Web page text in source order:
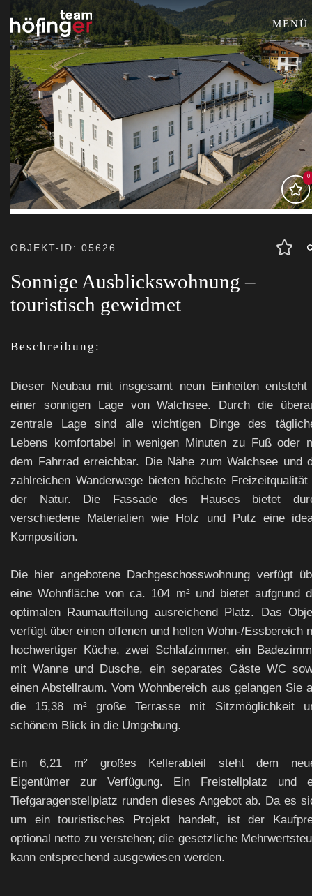
MENÜ
0
OBJEKT-ID: 05626
Sonnige Ausblickswohnung –
touristisch gewidmet
Beschreibung:
Dieser Neubau mit insgesamt neun Einheiten entsteht
einer sonnigen Lage von Walchsee. Durch die
zentrale Lage sind alle wichtigen Dinge des
Lebens komfortabel in wenigen Minuten zu Fuß oder
dem Fahrrad erreichbar. Die Nähe zum Walchsee und
zahlreichen Wanderwege bieten höchste
der Natur. Die Fassade des Hauses bietet
verschiedene Materialien wie Holz und Putz eine
Komposition.
Die hier angebotene Dachgeschosswohnung verfügt
eine Wohnfläche von ca. 104 m² und bietet aufgrund
optimalen Raumaufteilung ausreichend Platz. Das
verfügt über einen offenen und hellen Wohn-/Essbereich
hochwertiger Küche, zwei Schlafzimmer, ein
mit Wanne und Dusche, ein separates Gäste WC
einen Abstellraum. Vom Wohnbereich aus gelangen Sie
die 15,38 m² große Terrasse mit Sitzmöglichkeit
schönem Blick in die Umgebung.
Ein 6,21 m² großes Kellerabteil steht dem
Eigentümer zur Verfügung. Ein Freistellplatz und
Tiefgaragenstellplatz runden dieses Angebot ab. Da es
um ein touristisches Projekt handelt, ist der
optional netto zu verstehen; die gesetzliche
kann entsprechend ausgewiesen werden.